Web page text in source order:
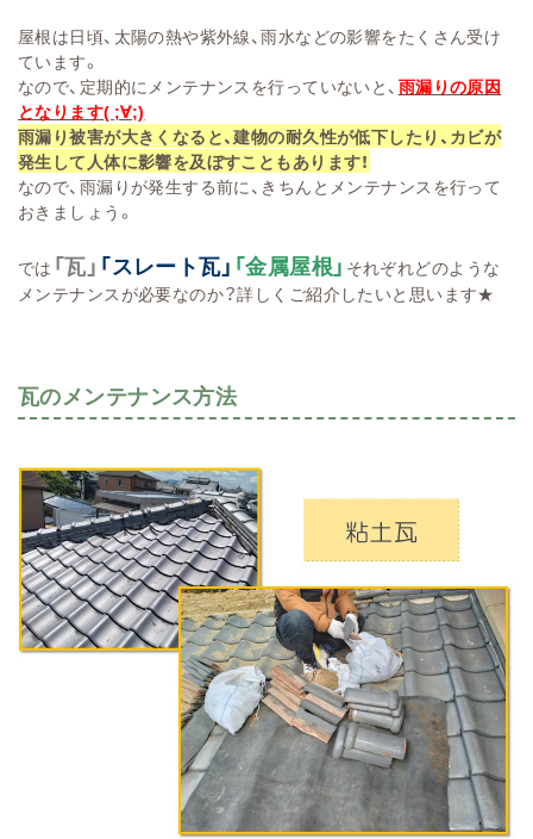
屋根は日頃、太陽の熱や紫外線、雨水などの影響をたくさん受け
ています。
なので、定期的にメンテナンスを行っていないと、 雨漏りの原因
となります( ;∀;)
雨漏り被害が大きくなると、建物の耐久性が低下したり、カビが
発生して人体に影響を及ぼすこともあります！
なので、雨漏りが発生する前に、きちんとメンテナンスを行って
おきましょう。
では 「瓦」 「スレート瓦」 「金属屋根」 それぞれどのような
メンテナンスが必要なのか？詳しくご紹介したいと思います★
瓦のメンテナンス方法